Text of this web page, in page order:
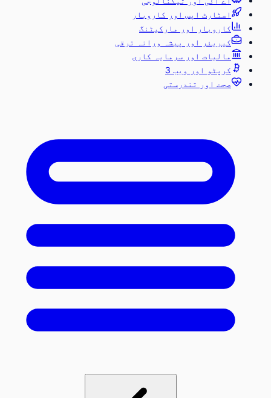
اسٹارٹ اپس اور کاروبار
کاروبار اور مارکیٹنگ
کیریئر اور پیشہ ورانہ ترقی
مالیات اور سرمایہ کاری
کرپٹو اور ویب 3
صحت اور تندرستی